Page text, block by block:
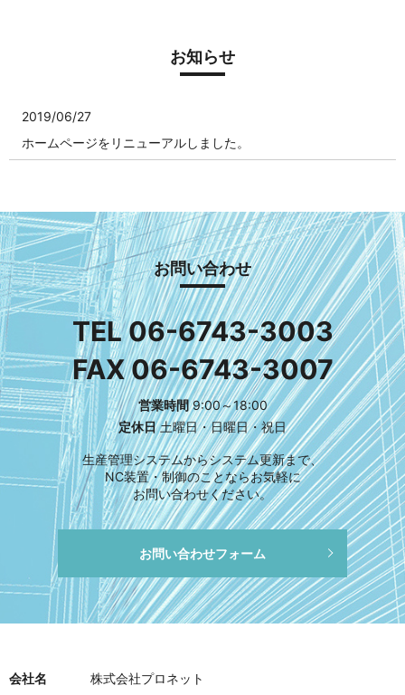
お知らせ
2019/06/27
ホームページをリニューアルしました。
お問い合わせ
TEL 06-6743-3003
FAX 06-6743-3007
営業時間9:00～18:00
定休日土曜日・日曜日・祝日
生産管理システムからシステム更新まで、
NC装置・制御のことならお気軽に
お問い合わせください。
お問い合わせフォーム
会社名
株式会社プロネット